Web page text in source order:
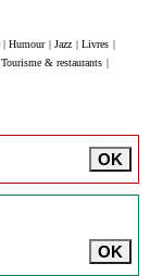
| Humour | Jazz | Livres |
Tourisme & restaurants |